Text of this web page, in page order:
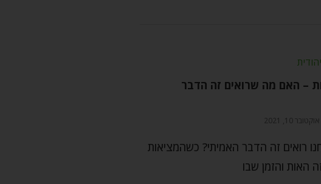
– האם מה שרואים זה הדבר
אוקטובר 10, 2021
רואים זה הדבר האמיתי? כשהמציאות
האות והזמן שבו